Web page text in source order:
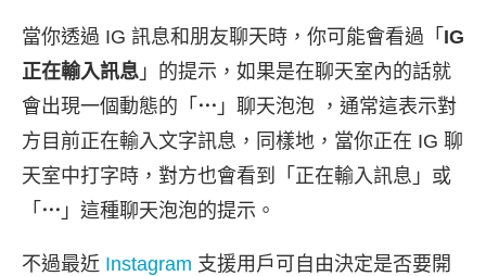
當你透過 IG 訊息和朋友聊天時，你可能會看過「 IG
正在輸入訊息 」的提示，如果是在聊天室內的話就
會出現一個動態的「 ⋯ 」聊天泡泡 ，通常這表示對
方目前正在輸入文字訊息，同樣地，當你正在 IG 聊
天室中打字時，對方也會看到「正在輸入訊息」或
「 ⋯ 」這種聊天泡泡的提示。
不過最近 Instagram 支援用戶可自由決定是否要開